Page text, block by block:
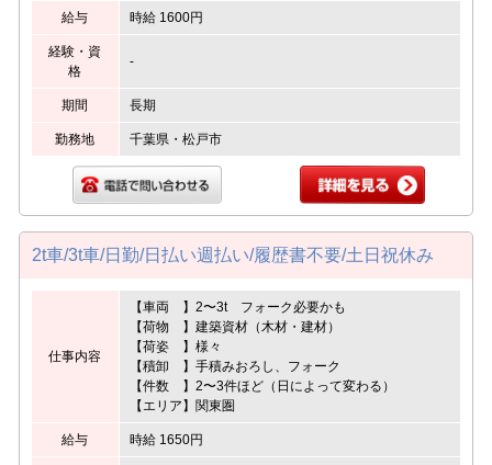
給与 時給 1600円
経験・資
格
-
期間 長期
勤務地 千葉県・松戸市
2t車/3t車/日勤/日払い週払い/履歴書不要/土日祝休み
仕事内容
【車両 】2〜3t フォーク必要かも
【荷物 】建築資材（木材・建材）
【荷姿 】様々
【積卸 】手積みおろし、フォーク
【件数 】2〜3件ほど（日によって変わる）
【エリア】関東圏
給与 時給 1650円